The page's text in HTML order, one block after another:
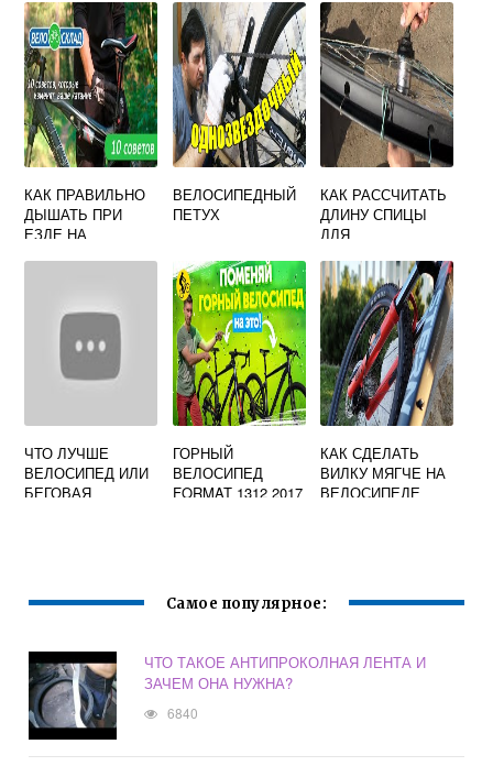
НОЖНОЙ ИЛИ
РУЧНОЙ
ОБЖ 8 КЛАСС
КРАТКО
КАК ПРАВИЛЬНО
ДЫШАТЬ ПРИ
ЕЗДЕ НА
ВЕЛОСИПЕДНЫЙ
ПЕТУХ
КАК РАССЧИТАТЬ
ДЛИНУ СПИЦЫ
ДЛЯ
КОЛЕСА
ЧТО ЛУЧШЕ
ВЕЛОСИПЕД ИЛИ
БЕГОВАЯ
ГОРНЫЙ
ВЕЛОСИПЕД
FORMAT 1312 2017
КАК СДЕЛАТЬ
ВИЛКУ МЯГЧЕ НА
ВЕЛОСИПЕДЕ
Самое популярное:
ЧТО ТАКОЕ АНТИПРОКОЛНАЯ ЛЕНТА И
ЗАЧЕМ ОНА НУЖНА?
6840